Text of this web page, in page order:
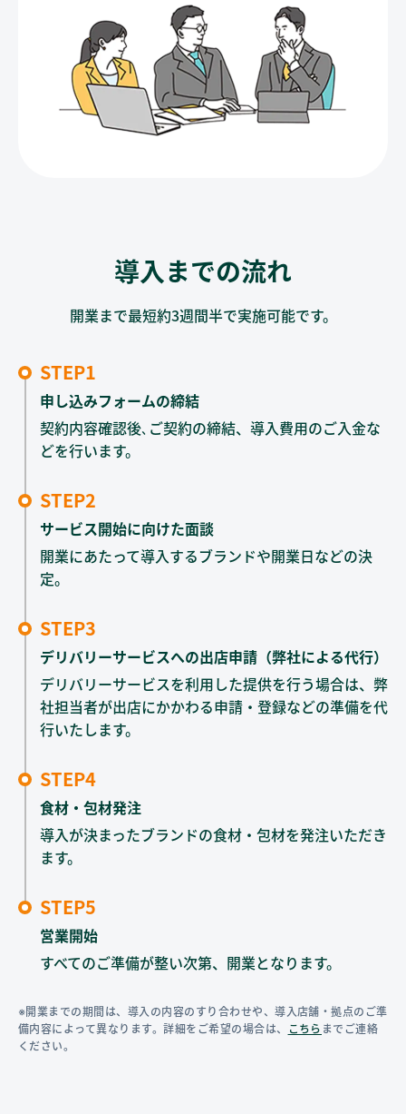
導入までの流れ
開業まで最短約3週間半で実施可能です。
STEP1
申し込みフォームの締結
契約内容確認後､ご契約の締結、導入費用のご入金な
どを行います。
STEP2
サービス開始に向けた面談
開業にあたって導入するブランドや開業日などの決
定。
STEP3
デリバリーサービスへの出店申請（弊社による代行）
デリバリーサービスを利用した提供を行う場合は、弊
社担当者が出店にかかわる申請・登録などの準備を代
行いたします。
STEP4
食材・包材発注
導入が決まったブランドの食材・包材を発注いただき
ます。
STEP5
営業開始
すべてのご準備が整い次第、開業となります。
※開業までの期間は、導入の内容のすり合わせや、導入店舗・拠点のご準
備内容によって異なります。詳細をご希望の場合は、
こちら までご連絡
ください。